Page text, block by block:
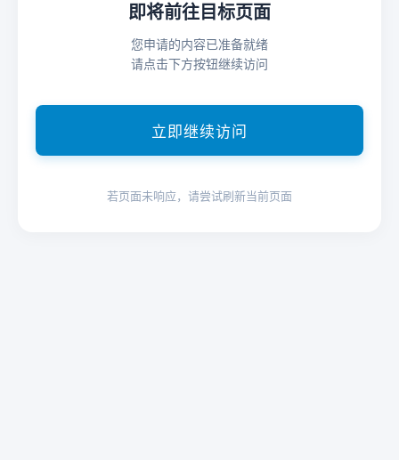
即将前往目标页面
您申请的内容已准备就绪
请点击下方按钮继续访问
立即继续访问
若页面未响应，请尝试刷新当前页面